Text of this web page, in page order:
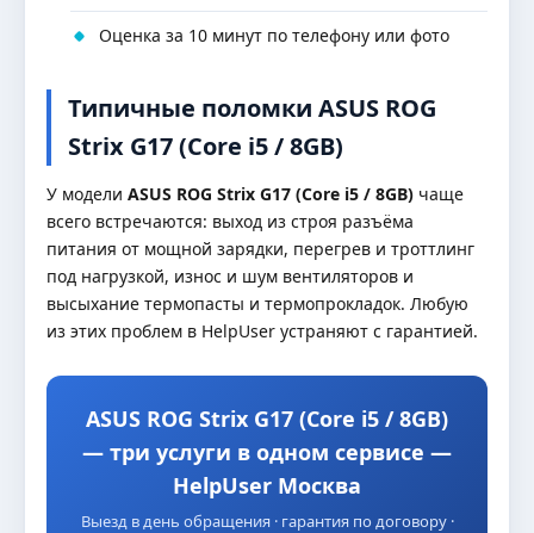
Оценка за 10 минут по телефону или фото
Типичные поломки ASUS ROG
Strix G17 (Core i5 / 8GB)
У модели ASUS ROG Strix G17 (Core i5 / 8GB) чаще
всего встречаются: выход из строя разъёма
питания от мощной зарядки, перегрев и троттлинг
под нагрузкой, износ и шум вентиляторов и
высыхание термопасты и термопрокладок. Любую
из этих проблем в HelpUser устраняют с гарантией.
ASUS ROG Strix G17 (Core i5 / 8GB)
— три услуги в одном сервисе —
HelpUser Москва
Выезд в день обращения · гарантия по договору ·